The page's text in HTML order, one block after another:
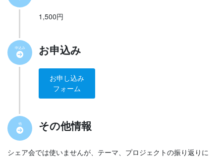
1,500円
お申込み
お申し込み
フォーム
申込み
その他情報
他
シェア会では使いませんが、テーマ、プロジェクトの振り返りに